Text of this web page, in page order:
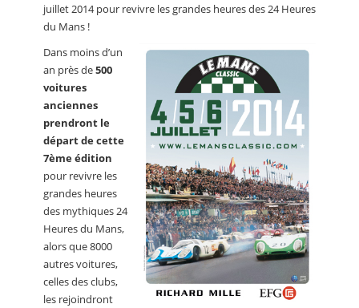
juillet 2014 pour revivre les grandes heures des 24 Heures
du Mans !
Dans moins d’un
an près de500
voitures
anciennes
prendront le
départ de cette
7ème édition
pour revivre les
grandes heures
des mythiques 24
Heures du Mans,
alors que 8000
autres voitures,
celles des clubs,
les rejoindront